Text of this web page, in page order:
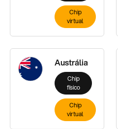
Chip
virtual
Austrália
Chip
físico
Chip
virtual